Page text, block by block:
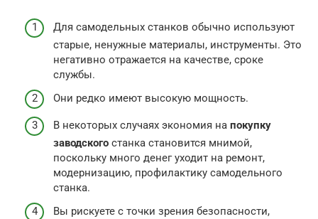
Для самодельных станков обычно используют
старые, ненужные материалы, инструменты. Это
негативно отражается на качестве, сроке
службы.
Они редко имеют высокую мощность.
В некоторых случаях экономия на покупку
заводского станка становится мнимой,
поскольку много денег уходит на ремонт,
модернизацию, профилактику самодельного
станка.
Вы рискуете с точки зрения безопасности,